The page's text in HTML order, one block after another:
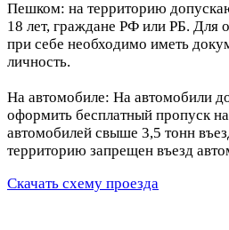
Пешком: на территорию
18 лет, граждане РФ или РБ. Для
при себе необходимо иметь
личность.
На автомобиле: На автомобили
оформить бесплатный пропуск
автомобилей свыше 3,5 тонн
территорию запрещен въезд
Скачать схему проезда